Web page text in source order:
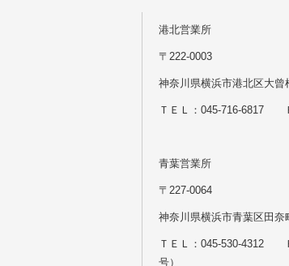
港北営業所
〒222-0003
神奈川県横浜市港北区大曾
ＴＥＬ：045-716-6817
青葉営業所
〒227-0064
神奈川県横浜市青葉区田奈
ＴＥＬ：045-530-4312
号）